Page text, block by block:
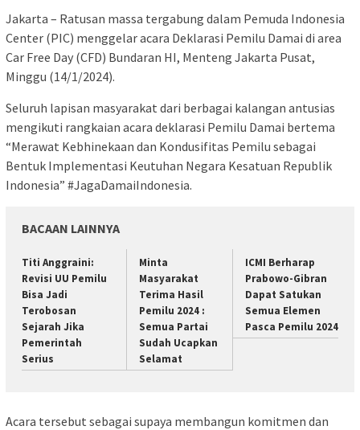
Jakarta – Ratusan massa tergabung dalam Pemuda Indonesia
Center (PIC) menggelar acara Deklarasi Pemilu Damai di area
Car Free Day (CFD) Bundaran HI, Menteng Jakarta Pusat,
Minggu (14/1/2024).
Seluruh lapisan masyarakat dari berbagai kalangan antusias
mengikuti rangkaian acara deklarasi Pemilu Damai bertema
“Merawat Kebhinekaan dan Kondusifitas Pemilu sebagai
Bentuk Implementasi Keutuhan Negara Kesatuan Republik
Indonesia” #JagaDamaiIndonesia.
BACAAN LAINNYA
Titi Anggraini:
Revisi UU Pemilu
Bisa Jadi
Terobosan
Sejarah Jika
Pemerintah
Serius
Minta
Masyarakat
Terima Hasil
Pemilu 2024 :
Semua Partai
Sudah Ucapkan
Selamat
ICMI Berharap
Prabowo-Gibran
Dapat Satukan
Semua Elemen
Pasca Pemilu 2024
Acara tersebut sebagai supaya membangun komitmen dan